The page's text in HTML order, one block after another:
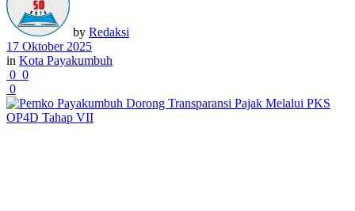
by Redaksi
17 Oktober 2025
in Kota Payakumbuh
0 0
0